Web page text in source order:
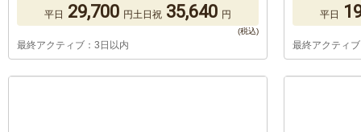
平日 29,700 円土日祝 35,640 円
最終アクティブ：3日以内
平日
最終アクティ